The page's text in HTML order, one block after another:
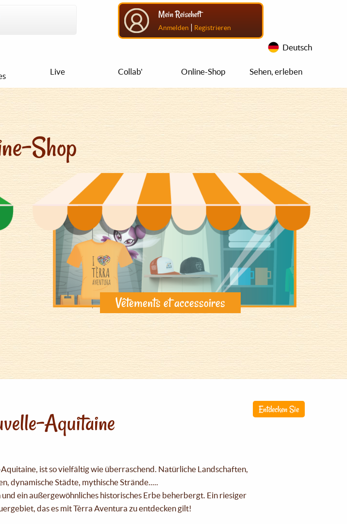
Mein Reiseheft
Anmelden | Registrieren
Deutsch
Live Collab' Online-Shop Sehen, erleben
Shop
Vêtements et accessoires
Entdecken Sie
Aquitaine
ist so vielfältig wie überraschend. Natürliche Landschaften,
dynamische Städte, mythische Strände.....
ein außergewöhnliches historisches Erbe beherbergt. Ein riesiger
das es mit Tèrra Aventura zu entdecken gilt!